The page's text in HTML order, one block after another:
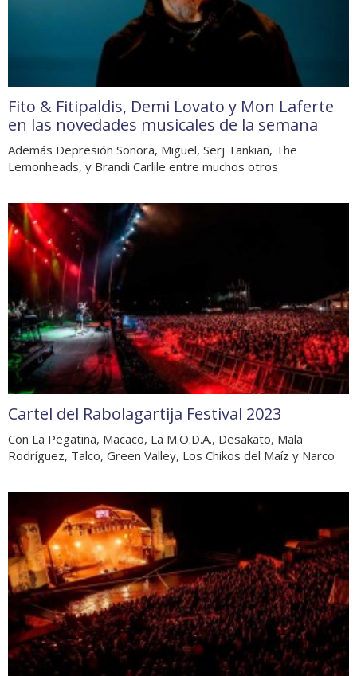
Fito & Fitipaldis, Demi Lovato y Mon Laferte
en las novedades musicales de la semana
Además Depresión Sonora, Miguel, Serj Tankian, The
Lemonheads, y Brandi Carlile entre muchos otros
Cartel del Rabolagartija Festival 2023
Con La Pegatina, Macaco, La M.O.D.A., Desakato, Mala
Rodríguez, Talco, Green Valley, Los Chikos del Maíz y Narco